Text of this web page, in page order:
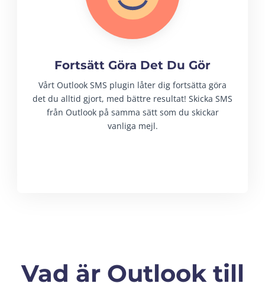
Fortsätt Göra Det Du Gör
Vårt Outlook SMS plugin låter dig fortsätta göra
det du alltid gjort, med bättre resultat! Skicka SMS
från Outlook på samma sätt som du skickar
vanliga mejl.
Vad är Outlook till